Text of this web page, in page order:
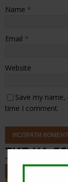
Name *
Email *
Website
Save my
time I comment.
ТИП НА